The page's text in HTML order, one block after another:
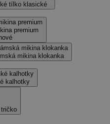
tílko klasické
premium
mikina klokanka
kalhotky